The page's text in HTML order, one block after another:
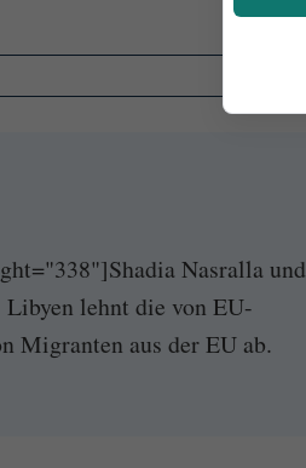
Nasralla und
lehnt die von EU-
Migranten aus der EU ab.